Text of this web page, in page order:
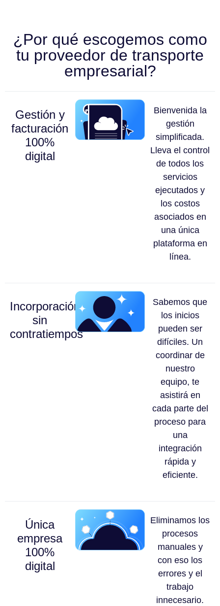
¿Por qué escogemos como
tu proveedor de transporte
empresarial?
Gestión y
facturación
100%
digital
Bienvenida la
gestión
simplificada.
Lleva el control
de todos los
servicios
ejecutados y
los costos
asociados en
una única
plataforma en
línea.
Incorporación
sin
contratiempos
Sabemos que
los inicios
pueden ser
difíciles. Un
coordinar de
nuestro
equipo, te
asistirá en
cada parte del
proceso para
una
integración
rápida y
eficiente.
Única
empresa
100%
digital
Eliminamos los
procesos
manuales y
con eso los
errores y el
trabajo
innecesario.